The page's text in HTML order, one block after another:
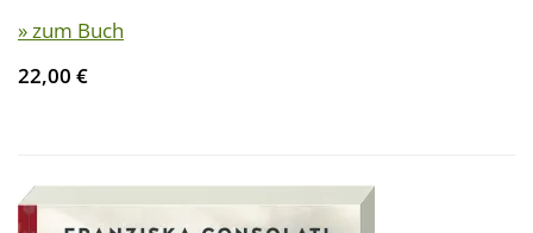
» zum Buch
22,00 €